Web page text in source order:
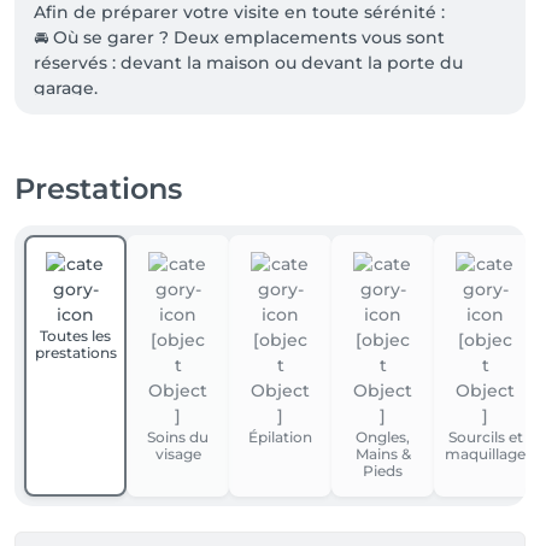
Afin de préparer votre visite en toute sérénité :
🚘 Où se garer ? Deux emplacements vous sont
réservés : devant la maison ou devant la porte du
garage.
Prestations
Toutes les
prestations
Soins du
visage
Épilation
Ongles,
Mains &
Pieds
Sourcils et
maquillage